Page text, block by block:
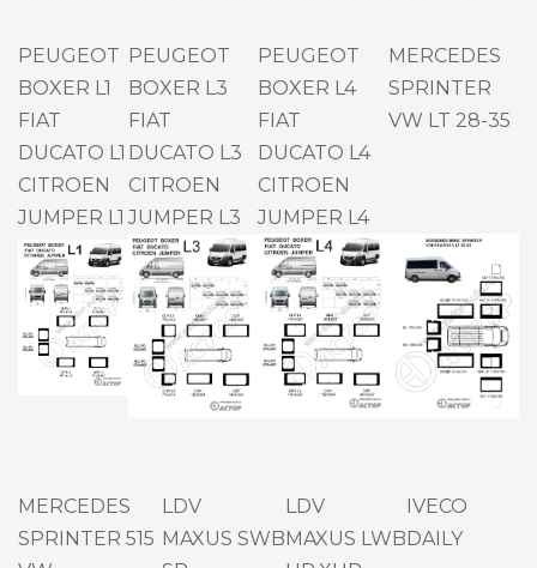
PEUGEOT
BOXER L1
FIAT
DUCATO L1
CITROEN
JUMPER L1
PEUGEOT
BOXER L3
FIAT
DUCATO L3
CITROEN
JUMPER L3
PEUGEOT
BOXER L4
FIAT
DUCATO L4
CITROEN
JUMPER L4
MERCEDES
SPRINTER
VW LT 28-35
MERCEDES
SPRINTER 515
LDV
MAXUS SWB
LDV
MAXUS LWB
IVECO
DAILY